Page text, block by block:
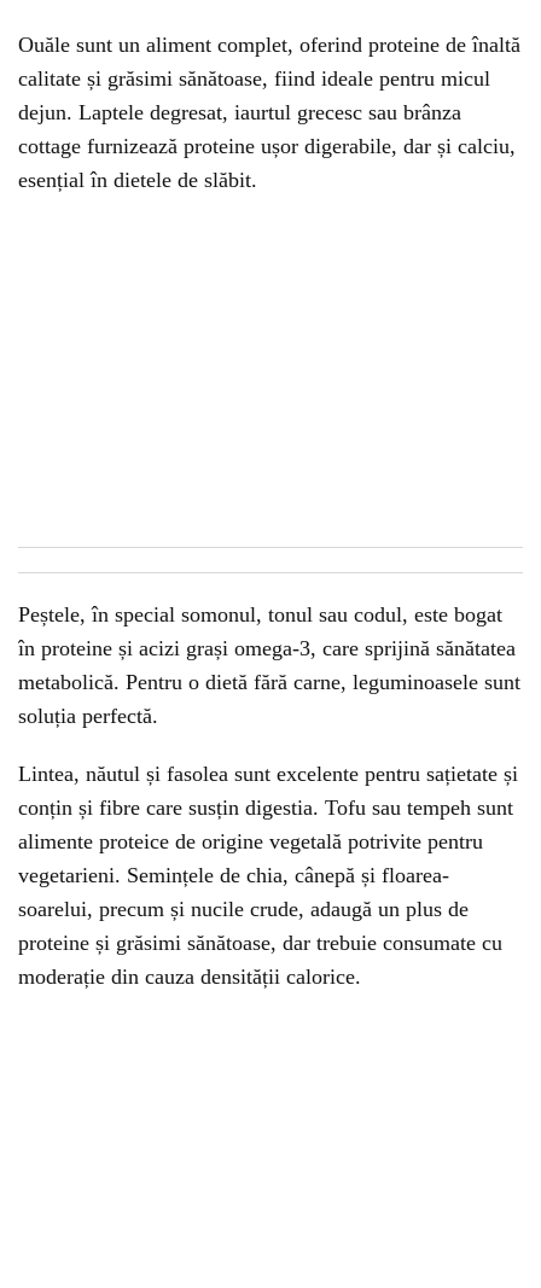
Ouăle sunt un aliment complet, oferind proteine de înaltă
calitate și grăsimi sănătoase, fiind ideale pentru micul
dejun. Laptele degresat, iaurtul grecesc sau brânza
cottage furnizează proteine ușor digerabile, dar și calciu,
esențial în dietele de slăbit.
Peștele, în special somonul, tonul sau codul, este bogat
în proteine și acizi grași omega-3, care sprijină sănătatea
metabolică. Pentru o dietă fără carne, leguminoasele sunt
soluția perfectă.
Lintea, năutul și fasolea sunt excelente pentru sațietate și
conțin și fibre care susțin digestia. Tofu sau tempeh sunt
alimente proteice de origine vegetală potrivite pentru
vegetarieni. Semințele de chia, cânepă și floarea-
soarelui, precum și nucile crude, adaugă un plus de
proteine și grăsimi sănătoase, dar trebuie consumate cu
moderație din cauza densității calorice.